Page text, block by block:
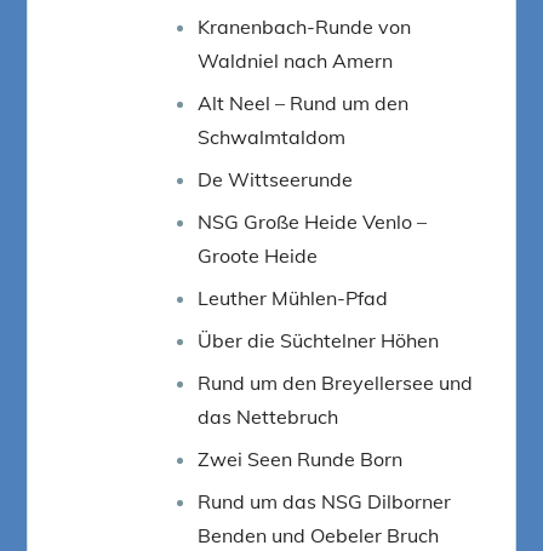
Kranenbach-Runde von
Waldniel nach Amern
Alt Neel – Rund um den
Schwalmtaldom
De Wittseerunde
NSG Große Heide Venlo –
Groote Heide
Leuther Mühlen-Pfad
Über die Süchtelner Höhen
Rund um den Breyellersee und
das Nettebruch
Zwei Seen Runde Born
Rund um das NSG Dilborner
Benden und Oebeler Bruch